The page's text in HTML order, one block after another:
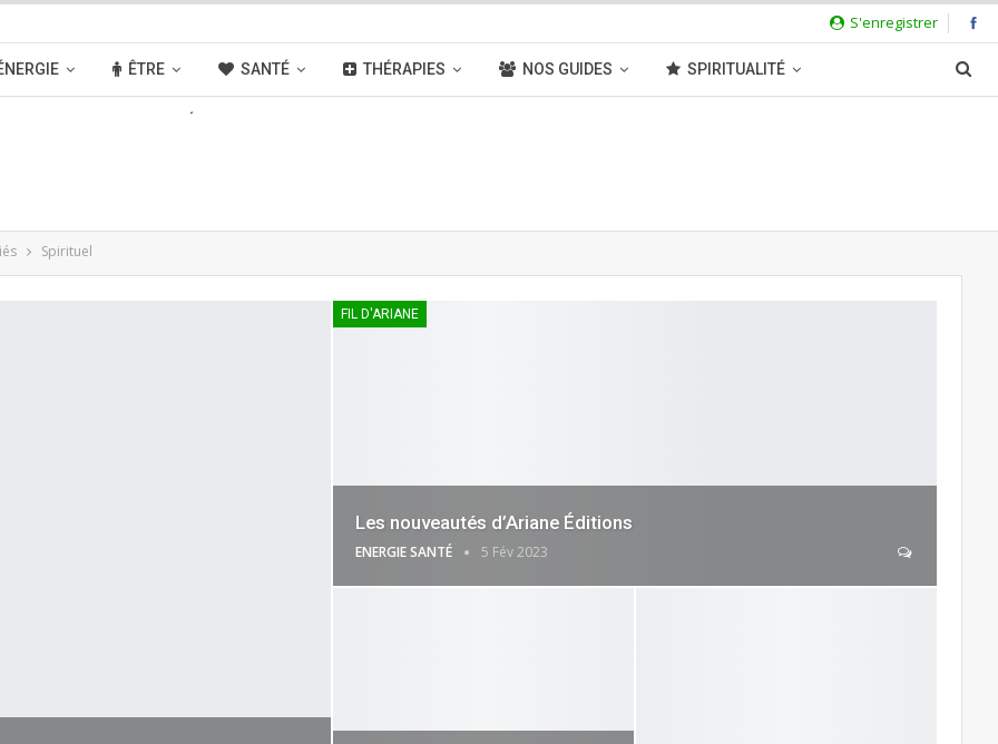
S'enregistrer
ÊTRE SANTÉ THÉRAPIES NOS GUIDES SPIRITUALITÉ
Spirituel
FIL D'ARIANE
Les nouveautés d’Ariane Éditions
ENERGIE SANTÉ 5 Fév 2023